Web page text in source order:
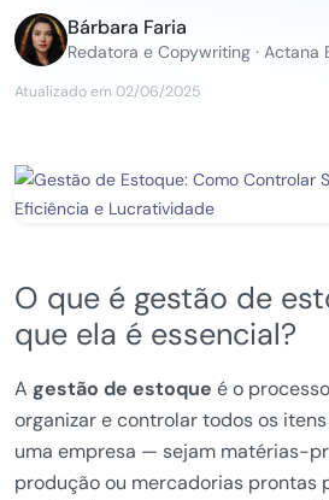
Bárbara Faria
Redatora e Copywriting · Actana
Atualizado em 02/06/2025
O que é gestão de
que ela é essencial?
A gestão de estoque é o
organizar e controlar todos os
uma empresa — sejam matérias-
produção ou mercadorias prontas